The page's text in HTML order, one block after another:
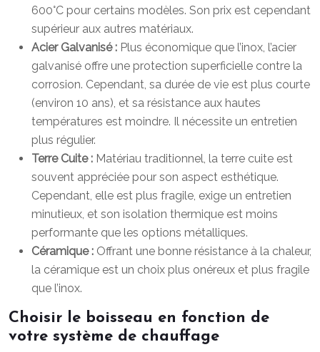
600°C pour certains modèles. Son prix est cependant
supérieur aux autres matériaux.
Acier Galvanisé : Plus économique que l’inox, l’acier
galvanisé offre une protection superficielle contre la
corrosion. Cependant, sa durée de vie est plus courte
(environ 10 ans), et sa résistance aux hautes
températures est moindre. Il nécessite un entretien
plus régulier.
Terre Cuite : Matériau traditionnel, la terre cuite est
souvent appréciée pour son aspect esthétique.
Cependant, elle est plus fragile, exige un entretien
minutieux, et son isolation thermique est moins
performante que les options métalliques.
Céramique : Offrant une bonne résistance à la chaleur,
la céramique est un choix plus onéreux et plus fragile
que l’inox.
Choisir le boisseau en fonction de
votre système de chauffage